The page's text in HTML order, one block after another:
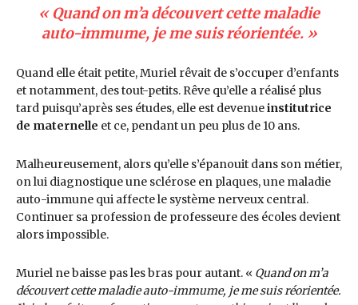
« Quand on m’a découvert cette maladie
auto-immume, je me suis réorientée. »
Quand elle était petite, Muriel rêvait de s’occuper d’enfants
et notamment, des tout-petits. Rêve qu’elle a réalisé plus
tard puisqu’après ses études, elle est devenueinstitutrice
de maternelle et ce, pendant un peu plus de 10 ans.
Malheureusement, alors qu’elle s’épanouit dans son métier,
on lui diagnostique une sclérose en plaques, une maladie
auto-immune qui affecte le système nerveux central.
Continuer sa profession de professeure des écoles devient
alors impossible.
Muriel ne baisse pas les bras pour autant. « Quand on m’a
découvert cette maladie auto-immume, je me suis réorientée.